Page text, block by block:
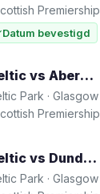
Premiership
Datum bevestigd
Celtic vs Aberdeen
Park · Glasgow
Premiership
Celtic vs Dundee United
Park · Glasgow